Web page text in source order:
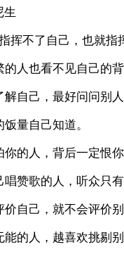
挥不了自己，也就指
的人也看不见自己的背
解自己，最好问问别人
量自己知道。
你的人，背后一定恨你
唱赞歌的人，听众只有
价自己，就不会评价别
能的人，越喜欢挑剔别